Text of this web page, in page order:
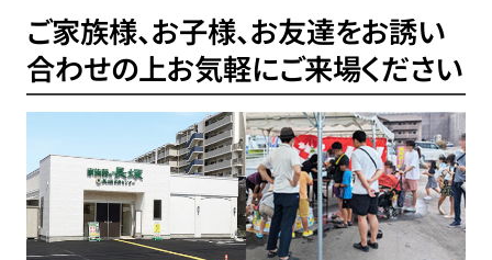
ご家族様、お子様、お友達をお誘い
合わせの上お気軽にご来場ください